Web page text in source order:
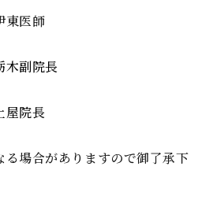
東医師
木副院長
院長
場合がありますので御了承下